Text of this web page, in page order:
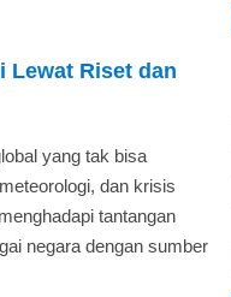
Lewat Riset dan
yang tak bisa
dan krisis
tantangan
negara dengan sumber